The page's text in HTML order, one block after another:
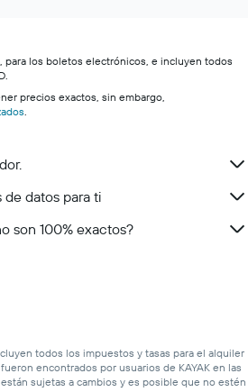
Diego
Tahoe
Island
Valley
de Napa
de Catskill
Nacional de Yosemite
para los boletos electrónicos, e incluyen todos
precios exactos, sin embargo,
datos para ti
son 100% exactos?
todos los impuestos y tasas para el alquiler
encontrados por usuarios de KAYAK en las
sujetas a cambios y es posible que no estén